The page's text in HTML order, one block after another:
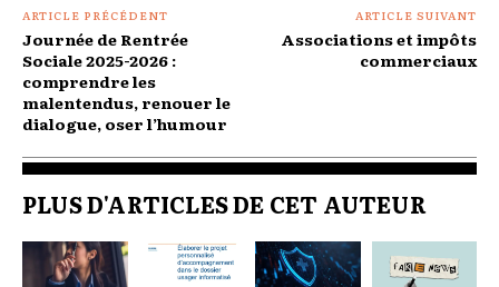
ARTICLE PRÉCÉDENT
Journée de Rentrée
Sociale 2025-2026 :
comprendre les
malentendus, renouer le
dialogue, oser l’humour
ARTICLE SUIVANT
Associations et impôts
commerciaux
PLUS D'ARTICLES DE CET AUTEUR